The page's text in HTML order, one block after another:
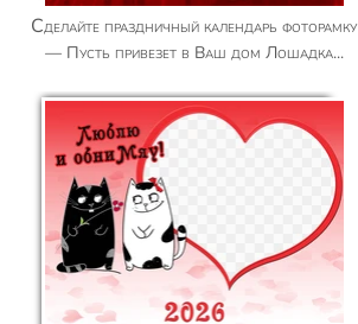
Сделайте праздничный календарь фоторамку
— Пусть привезет в Ваш дом Лошадка...